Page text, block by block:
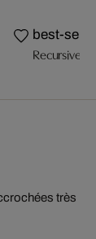
best-
Recursive
très